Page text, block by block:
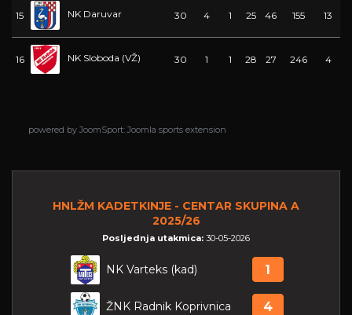
15 NK Daruvar 30 4 1 25 46 155 13
16 NK Sloboda (VŽ) 30 1 1 28 27 246 4
powered by JoomSport: Joomla sports extension
HNLŽM KADETKINJE - CENTAR SKUPINA A
2025/26
Posljednja utakmica: 30-05-2026
NK Varteks (kad) 1
ŽNK Radnik Koprivnica 4